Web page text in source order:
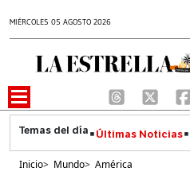
MIÉRCOLES 05 AGOSTO 2026
Últimas Noticias
Inicio> Mundo> América